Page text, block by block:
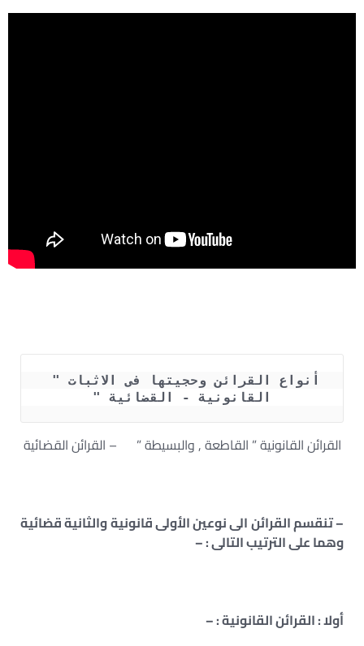
القانونية - القضائية "
القرائن القانونية ” القاطعة , والبسيطة ” – القرائن القضائية
– تنقسم القرائن الى نوعين الأولى قانونية والثانية قضائية
وهما على الترتيب التالى : –
أولا : القرائن القانونية : –